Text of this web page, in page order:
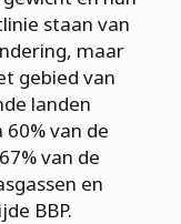
staan van
maar
gebied van
landen
van de
van de
en
BBP.